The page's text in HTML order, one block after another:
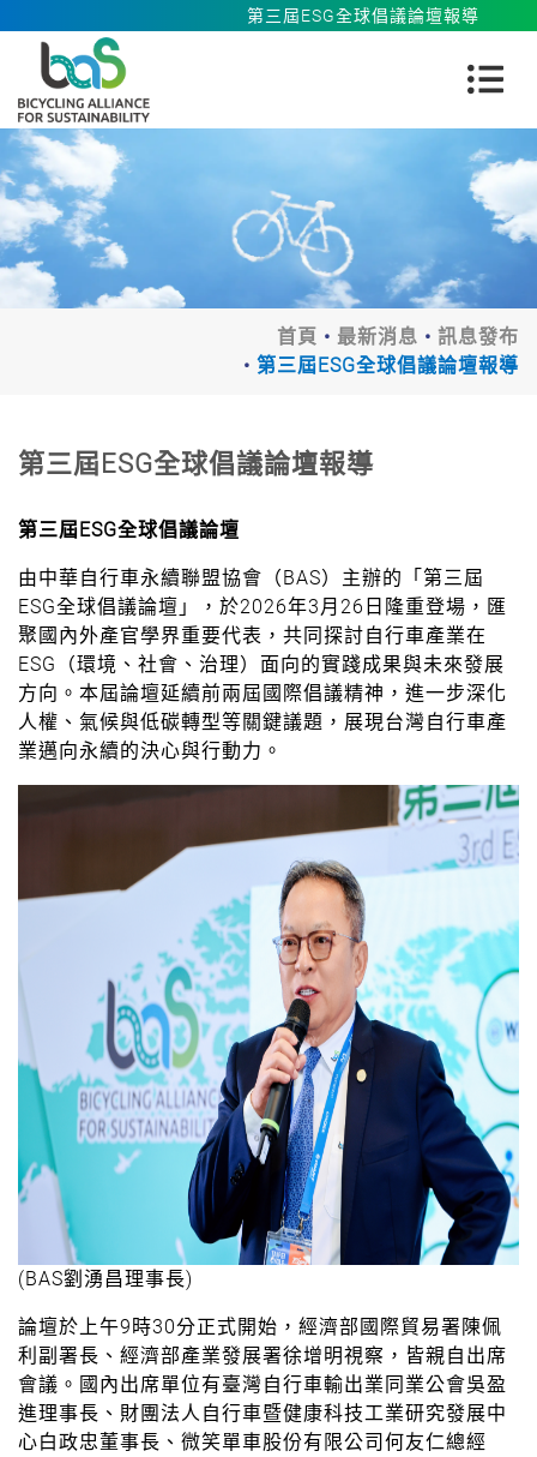
第三屆ESG全球倡議論壇報導
首頁 最新消息
訊息發布
第三屆ESG全球倡議論壇報導
第三屆ESG全球倡議論壇報導
第三屆ESG全球倡議論壇
由中華自行車永續聯盟協會（BAS）主辦的「第三屆
ESG全球倡議論壇」，於2026年3月26日隆重登場，匯
聚國內外產官學界重要代表，共同探討自行車產業在
ESG（環境、社會、治理）面向的實踐成果與未來發展
方向。本屆論壇延續前兩屆國際倡議精神，進一步深化
人權、氣候與低碳轉型等關鍵議題，展現台灣自行車產
業邁向永續的決心與行動力。
(BAS劉湧昌理事長)
論壇於上午9時30分正式開始，經濟部國際貿易署陳佩
利副署長、經濟部產業發展署徐增明視察，皆親自出席
會議。國內出席單位有臺灣自行車輸出業同業公會吳盈
進理事長、財團法人自行車暨健康科技工業研究發展中
心白政忠董事長、微笑單車股份有限公司何友仁總經